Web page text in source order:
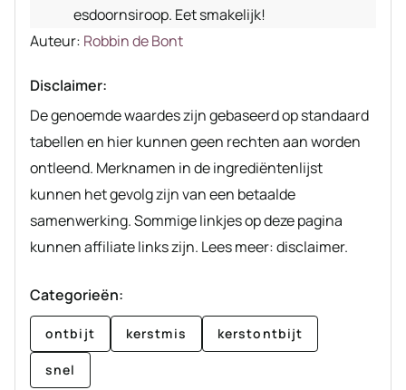
esdoornsiroop. Eet smakelijk!
Auteur
Auteur: Robbin de Bont
Disclaimer:
De genoemde waardes zijn gebaseerd op standaard
tabellen en hier kunnen geen rechten aan worden
ontleend. Merknamen in de ingrediëntenlijst
kunnen het gevolg zijn van een betaalde
samenwerking. Sommige linkjes op deze pagina
kunnen affiliate links zijn. Lees meer: disclaimer.
Categorieën:
ontbijt kerstmis kerstontbijt
snel